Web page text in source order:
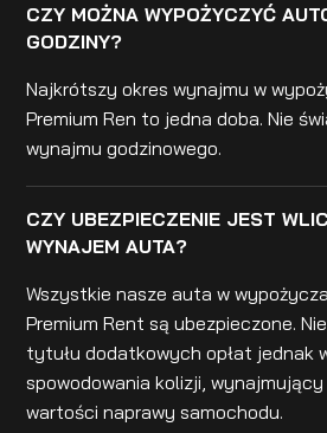
CZY MOŻNA WYPOŻYCZYĆ
GODZINY?
Najkrótszy okres wynajmu w
Premium Ren to jedna doba. Nie
wynajmu godzinowego.
CZY UBEZPIECZENIE JEST
WYNAJEM AUTA?
Wszystkie nasze auta w
Premium Rent są ubezpieczone.
tytułu dodatkowych opłat jednak
spowodowania kolizji,
wartości naprawy samochodu.